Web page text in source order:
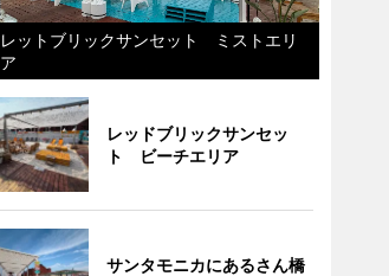
レットブリックサンセット ミストエリ
ア
レッドブリックサンセッ
ト ビーチエリア
サンタモニカにあるさん橋